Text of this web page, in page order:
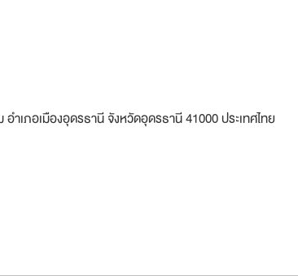
เภอเมืองอุดรธานี จังหวัดอุดรธานี 41000 ประเทศไทย